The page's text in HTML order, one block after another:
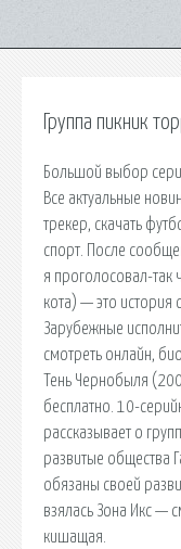
Группа пикник
Большой выбор
Все актуальные
трекер, скачать
спорт. После
я проголосовал-так
кота) — это история
Зарубежные
смотреть онлайн,
Тень Чернобыля
бесплатно. 10-
рассказывает о
развитые общества
обязаны своей
взялась Зона Икс —
кишащая.